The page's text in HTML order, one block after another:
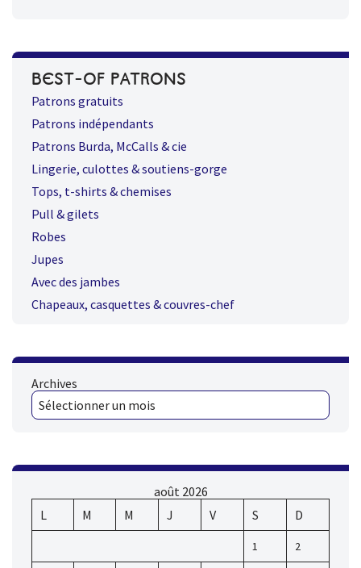
BEST-OF PATRONS
Patrons gratuits
Patrons indépendants
Patrons Burda, McCalls & cie
Lingerie, culottes & soutiens-gorge
Tops, t-shirts & chemises
Pull & gilets
Robes
Jupes
Avec des jambes
Chapeaux, casquettes & couvres-chef
Archives
août 2026
L
M M J V S D
1 2